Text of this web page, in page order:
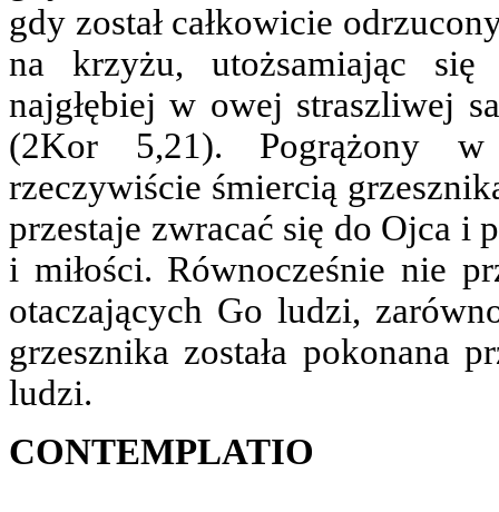
gdy został całkowicie
na krzyżu, utożsamiając
najgłębiej w owej straszliwej
(2Kor 5,21). Pogrążony
rzeczywiście śmiercią
przestaje zwracać się do Ojca i
i miłości. Równocześnie nie
otaczających Go ludzi,
grzesznika została pokonana
ludzi.
CONTEMPLATIO